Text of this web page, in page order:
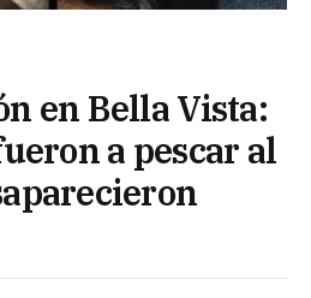
en Bella Vista:
a pescar al